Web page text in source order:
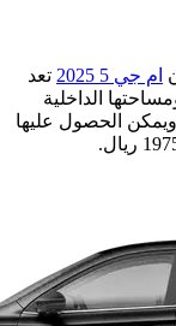
ام جي 5 2025
تعد
الداخلية
ويمكن الحصول عليها